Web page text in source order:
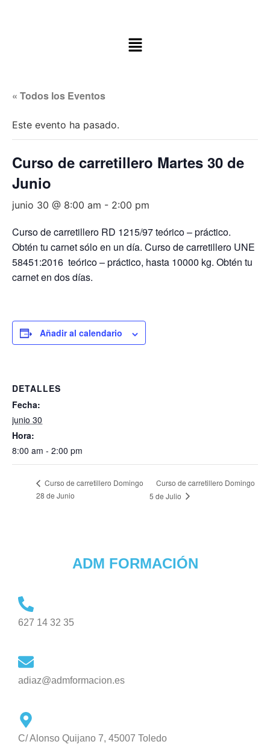
« Todos los Eventos
Este evento ha pasado.
Curso de carretillero Martes 30 de
Junio
junio 30 @ 8:00 am - 2:00 pm
Curso de carretillero RD 1215/97 teórico – práctico.
Obtén tu carnet sólo en un día. Curso de carretillero UNE
58451:2016 teórico – práctico, hasta 10000 kg. Obtén tu
carnet en dos días.
Añadir al calendario
DETALLES
Fecha:
junio 30
Hora:
8:00 am - 2:00 pm
Curso de carretillero Domingo
28 de Junio
Curso de carretillero Domingo
5 de Julio
ADM FORMACIÓN
627 14 32 35
adiaz@admformacion.es
C/ Alonso Quijano 7, 45007 Toledo